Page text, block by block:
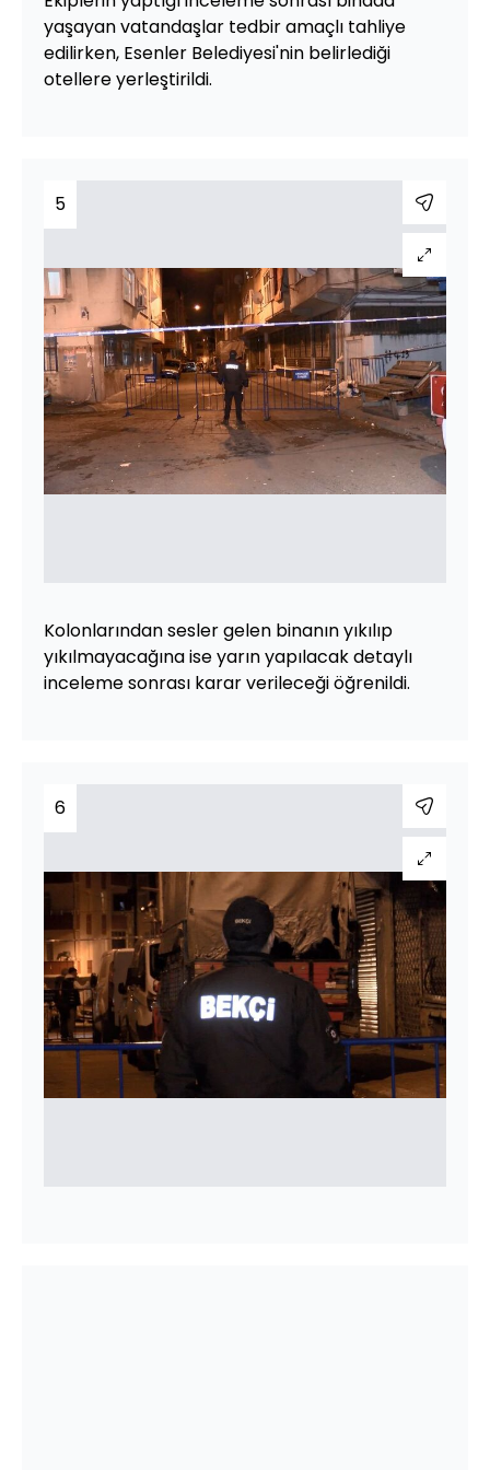
yaşayan vatandaşlar tedbir amaçlı tahliye
edilirken, Esenler Belediyesi'nin belirlediği
otellere yerleştirildi.
5
Kolonlarından sesler gelen binanın yıkılıp
yıkılmayacağına ise yarın yapılacak detaylı
inceleme sonrası karar verileceği öğrenildi.
6